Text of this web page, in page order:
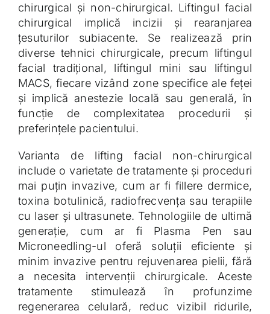
chirurgical și non-chirurgical. Liftingul facial
chirurgical implică incizii și rearanjarea
țesuturilor subiacente. Se realizează prin
diverse tehnici chirurgicale, precum liftingul
facial tradițional, liftingul mini sau liftingul
MACS, fiecare vizând zone specifice ale feței
și implică anestezie locală sau generală, în
funcție de complexitatea procedurii și
preferințele pacientului.
Varianta de lifting facial non-chirurgical
include o varietate de tratamente și proceduri
mai puțin invazive, cum ar fi fillere dermice,
toxina botulinică, radiofrecvența sau terapiile
cu laser și ultrasunete. Tehnologiile de ultimă
generație, cum ar fi Plasma Pen sau
Microneedling-ul oferă soluții eficiente și
minim invazive pentru rejuvenarea pielii, fără
a necesita intervenții chirurgicale. Aceste
tratamente stimulează în profunzime
regenerarea celulară, reduc vizibil ridurile,